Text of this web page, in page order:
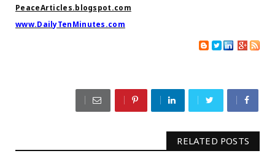
PeaceArticles.blogspot.com
www.DailyTenMinutes.com
RELATED POSTS